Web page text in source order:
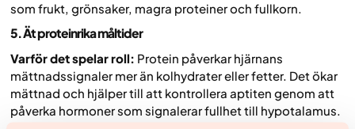
som frukt, grönsaker, magra proteiner och fullkorn.
5. Ät proteinrika måltider
Varför det spelar roll: Protein påverkar hjärnans
mättnadssignaler mer än kolhydrater eller fetter. Det ökar
mättnad och hjälper till att kontrollera aptiten genom att
påverka hormoner som signalerar fullhet till hypotalamus.